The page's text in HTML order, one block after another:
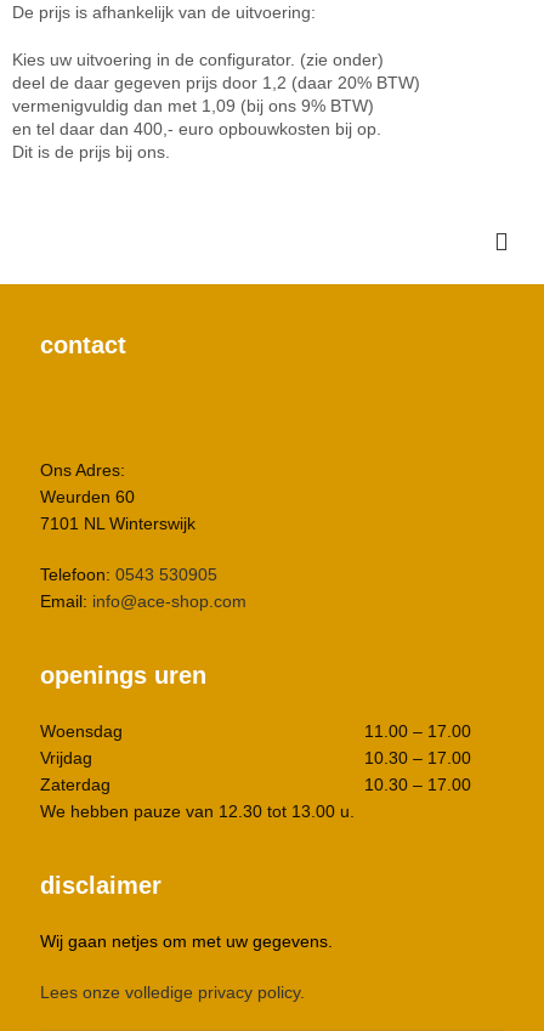
De prijs is afhankelijk van de uitvoering:
Kies uw uitvoering in de configurator. (zie onder)
deel de daar gegeven prijs door 1,2 (daar 20% BTW)
vermenigvuldig dan met 1,09 (bij ons 9% BTW)
en tel daar dan 400,- euro opbouwkosten bij op.
Dit is de prijs bij ons.
contact
Ons Adres:
Weurden 60
7101 NL Winterswijk
Telefoon: 0543 530905
Email: info@ace-shop.com
openings uren
Woensdag
Vrijdag
Zaterdag
11.00 – 17.00
10.30 – 17.00
10.30 – 17.00
We hebben pauze van 12.30 tot 13.00 u.
disclaimer
Wij gaan netjes om met uw gegevens.
Lees onze volledige privacy policy.